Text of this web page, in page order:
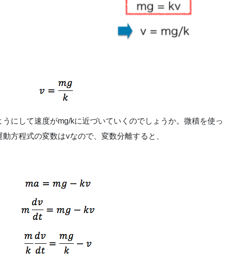
にして速度がmg/kに近づいていくのでしょうか。微積を使っ
動方程式の変数はvなので、変数分離すると、